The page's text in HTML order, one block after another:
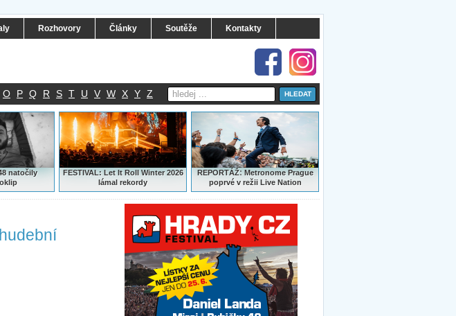
Rozhovory Články Soutěže Kontakty
O P Q R S T U V W X Y Z
natočily
FESTIVAL: Let It Roll Winter 2026
lámal rekordy
REPORTÁŽ:Metronome Prague
poprvé v režii Live Nation